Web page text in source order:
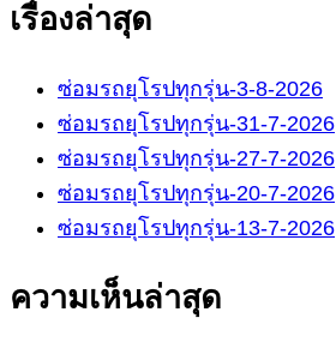
เรื่องล่าสุด
ซ่อมรถยุโรปทุกรุ่น-3-8-2026
ซ่อมรถยุโรปทุกรุ่น-31-7-2026
ซ่อมรถยุโรปทุกรุ่น-27-7-2026
ซ่อมรถยุโรปทุกรุ่น-20-7-2026
ซ่อมรถยุโรปทุกรุ่น-13-7-2026
ความเห็นล่าสุด